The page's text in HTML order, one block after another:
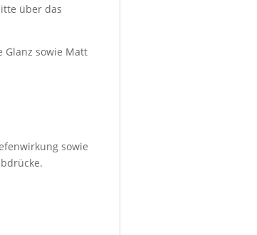
über das
Glanz sowie Matt
sowie